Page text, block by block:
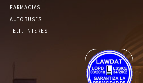
FARMACIAS
AUTOBUSES
TELF. INTERES